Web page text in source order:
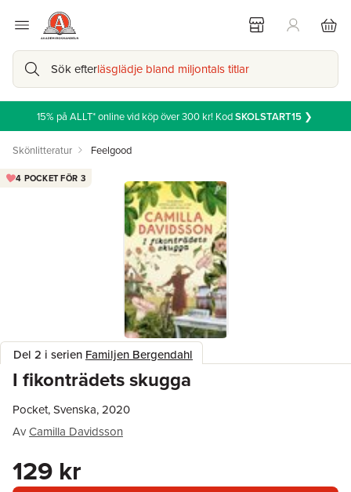
Sök efterläsglädje bland miljontals titlar
15% på ALLT* online vid köp över 300 kr! KodSKOLSTART15❯
Skönlitteratur Feelgood
Del 2 i serien Familjen Bergendahl
I fikonträdets skugga
4 POCKET FÖR 3
Pocket, Svenska, 2020
AvCamilla Davidsson
129 kr